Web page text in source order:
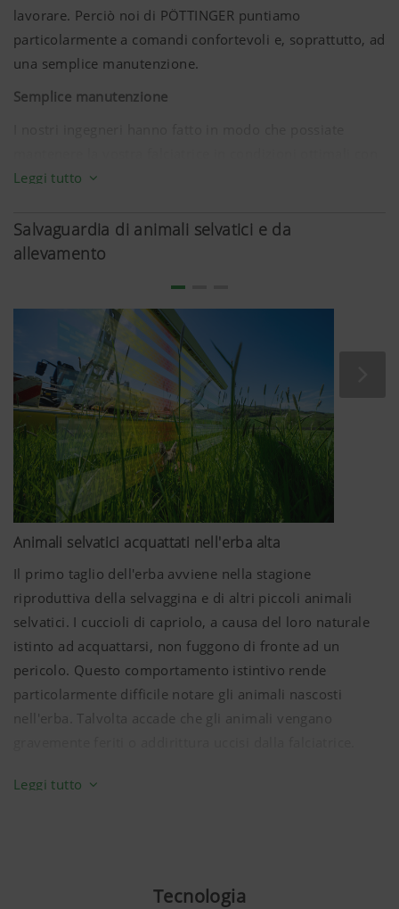
lavorare. Perciò noi di PÖTTINGER puntiamo
particolarmente a comandi confortevoli e, soprattutto, ad
una semplice manutenzione.
Semplice manutenzione
il minimo sforzo. Lunghi intervalli di manutenzione e
consentono uno sfruttamento efficiente delle finestre
temporali, spesso molto brevi, per la raccolta.
I tamburi falcianti sono facilmente accessibili grazie al
ribaltamento dei teli di protezione, facilmente
comandabile. Così è possibile sostituire le lamette in
modo semplice e rapido.
Leggi tutto
Salvaguardia di animali selvatici e da
allevamento
Animali selvatici acquattati nell'erba alta
Il primo taglio dell'erba avviene nella stagione
riproduttiva della selvaggina e di altri piccoli animali
selvatici. I cuccioli di capriolo, a causa del loro naturale
istinto ad acquattarsi, non fuggono di fronte ad un
pericolo. Questo comportamento istintivo rende
particolarmente difficile notare gli animali nascosti
nell'erba. Talvolta accade che gli animali vengano
Pericolo anche per gli animali da allevamento
Leggi tutto
Tecnologia